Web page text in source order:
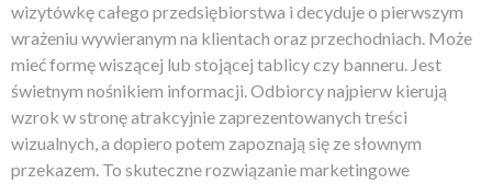
wizytówkę całego przedsiębiorstwa i decyduje o pierwszym
wrażeniu wywieranym na klientach oraz przechodniach. Może
mieć formę wiszącej lub stojącej tablicy czy banneru. Jest
świetnym nośnikiem informacji. Odbiorcy najpierw kierują
wzrok w stronę atrakcyjnie zaprezentowanych treści
wizualnych, a dopiero potem zapoznają się ze słownym
przekazem. To skuteczne rozwiązanie marketingowe